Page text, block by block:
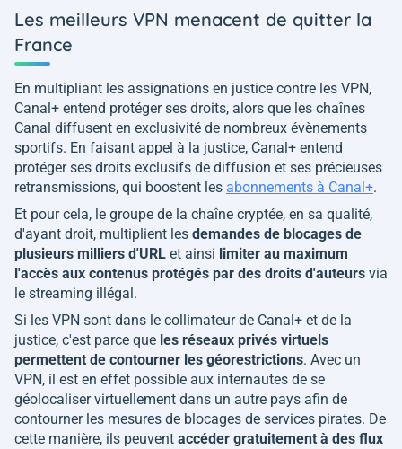
Les meilleurs VPN menacent de quitter la
France
En multipliant les assignations en justice contre les VPN,
Canal+ entend protéger ses droits, alors que les chaînes
Canal diffusent en exclusivité de nombreux évènements
sportifs. En faisant appel à la justice, Canal+ entend
protéger ses droits exclusifs de diffusion et ses précieuses
retransmissions, qui boostent les abonnements à Canal+.
Et pour cela, le groupe de la chaîne cryptée, en sa qualité,
d'ayant droit, multiplient les demandes de blocages de
plusieurs milliers d'URL et ainsi limiter au maximum
l'accès aux contenus protégés par des droits d'auteurs via
le streaming illégal.
Si les VPN sont dans le collimateur de Canal+ et de la
justice, c'est parce que les réseaux privés virtuels
permettent de contourner les géorestrictions. Avec un
VPN, il est en effet possible aux internautes de se
géolocaliser virtuellement dans un autre pays afin de
contourner les mesures de blocages de services pirates. De
cette manière, ils peuvent accéder gratuitement à des flux